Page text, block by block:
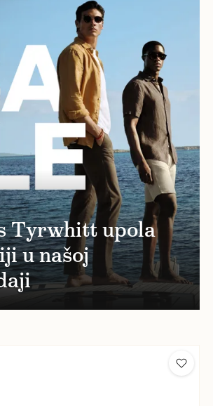
Tyrwhitt upola
u našoj